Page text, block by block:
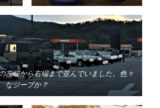
左端から右端まで並んでいました。色々
なジープか？